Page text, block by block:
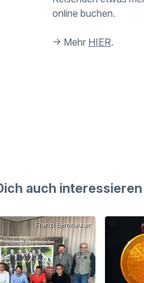
online buchen.
-> Mehr HIER.
auch interessieren
Franzi Bernhauser